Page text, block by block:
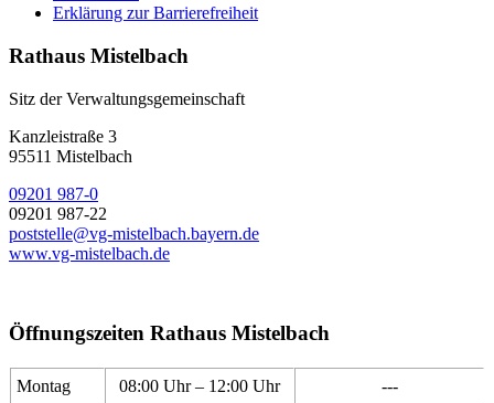
Erklärung zur Barrierefreiheit
Rathaus Mistelbach
Sitz der Verwaltungsgemeinschaft
Kanzleistraße 3
95511 Mistelbach
09201 987-0
09201 987-22
poststelle@vg-mistelbach.bayern.de
www.vg-mistelbach.de
Öffnungszeiten Rathaus Mistelbach
Montag 08:00 Uhr – 12:00 Uhr
---